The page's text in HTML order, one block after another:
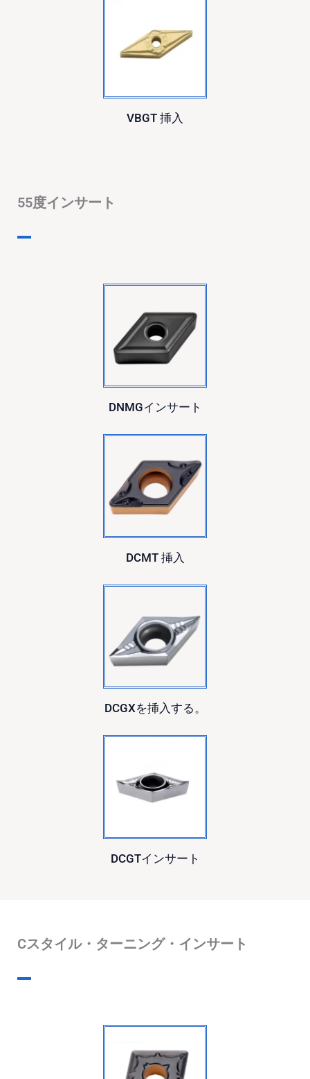
VBGT 挿入
55度インサート
DNMGインサート
DCMT挿入
DCGXを挿入する。
DCGTインサート
Cスタイル・ターニング・インサート